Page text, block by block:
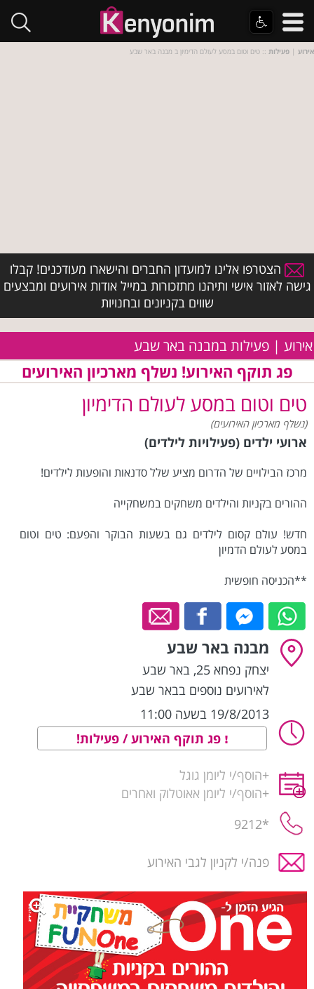
אירוע | פעילות :: טים וטום במסע לעולם הדימיון ב מבנה באר שבע
הצטרפו אלינו למועדון החברים והישארו מעודכנים! קבלו
גישה לאזור אישי ותיהנו מתזכורות במייל אודות אירועים ומבצעים
שווים בקניונים ובחנויות
אירוע | פעילות במבנה באר שבע
פג תוקף האירוע! נשלף מארכיון האירועים
טים וטום במסע לעולם הדימיון
(נשלף מארכיון האירועים)
ארועי ילדים (פעילויות לילדים)
מרכז הבילויים של הדרום מציע שלל סדנאות והופעות לילדים!
ההורים בקניות והילדים משחקים במשחקייה
חדש! עולם קסום לילדים גם בשעות הבוקר והפעם: טים וטום
במסע לעולם הדמיון
**הכניסה חופשית
מבנה באר שבע
יצחק נפחא 25 , באר שבע
לאירועים נוספים בבאר שבע
19/8/2013 בשעה 11:00
פג תוקף האירוע / פעילות!
+הוסף/י ליומן גוגל
+הוסף/י ליומן אאוטלוק ואחרים
*9212
פנה/י לקניון לגבי האירוע